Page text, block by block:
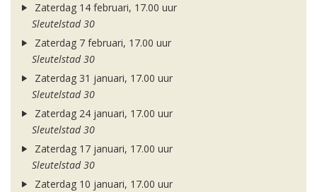
Zaterdag 14 februari, 17.00 uur
Sleutelstad 30
Zaterdag 7 februari, 17.00 uur
Sleutelstad 30
Zaterdag 31 januari, 17.00 uur
Sleutelstad 30
Zaterdag 24 januari, 17.00 uur
Sleutelstad 30
Zaterdag 17 januari, 17.00 uur
Sleutelstad 30
Zaterdag 10 januari, 17.00 uur